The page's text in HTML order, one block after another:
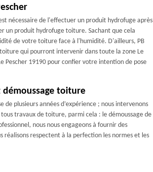
nécessaire de l'effectuer un produit hydrofuge après
un produit hydrofuge toiture. Sachant que cela
de votre toiture face à l'humidité. D'ailleurs, PB
qui pourront intervenir dans toute la zone Le
Pescher 19190 pour confier votre intention de pose
démoussage toiture
plusieurs années d’expérience ; nous intervenons
travaux de toiture, parmi cela : le démoussage de
nous nous engageons à fournir des
réalisons respectent à la perfection les normes et les